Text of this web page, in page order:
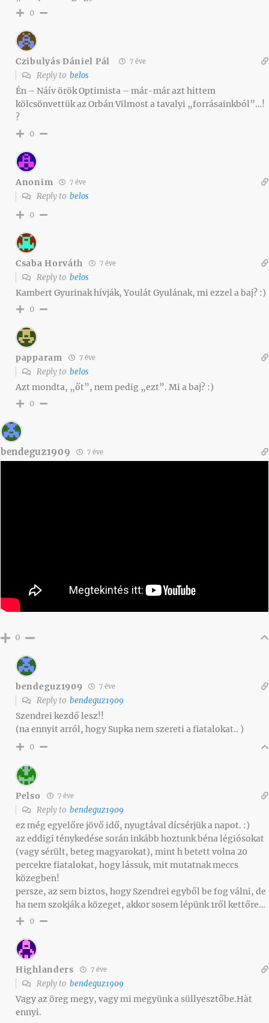
0
Czibulyás Dániel Pál 7 éve
Reply to belos
Én – Náív örök Optimista – már-már azt hittem
kölcsönvettük az Orbán Vilmost a tavalyi „forrásainkból”…!
?
0
Anonim 7 éve
Reply to belos
0
Csaba Horváth 7 éve
Reply to belos
Kambert Gyurinak hívják, Youlát Gyulának, mi ezzel a baj? :)
0
papparam 7 éve
Reply to belos
Azt mondta, „őt”, nem pedig „ezt”. Mi a baj? :)
0
bendeguz1909 7 éve
0
bendeguz1909 7 éve
Reply to bendeguz1909
Szendrei kezdő lesz!!
(na ennyit arról, hogy Supka nem szereti a fiatalokat.. )
0
Pelso 7 éve
Reply to bendeguz1909
ez még egyelőre jövő idő, nyugtával dícsérjük a napot. :)
az eddigi ténykedése során inkább hoztunk béna légiósokat
(vagy sérült, beteg magyarokat), mint h betett volna 20
percekre fiatalokat, hogy lássuk, mit mutatnak meccs
közegben!
persze, az sem biztos, hogy Szendrei egyből be fog válni, de
ha nem szokják a közeget, akkor sosem lépünk 1ről kettőre…
0
Highlanders 7 éve
Reply to bendeguz1909
Vagy az öreg megy, vagy mi megyünk a süllyesztőbe.Hàt
ennyi.